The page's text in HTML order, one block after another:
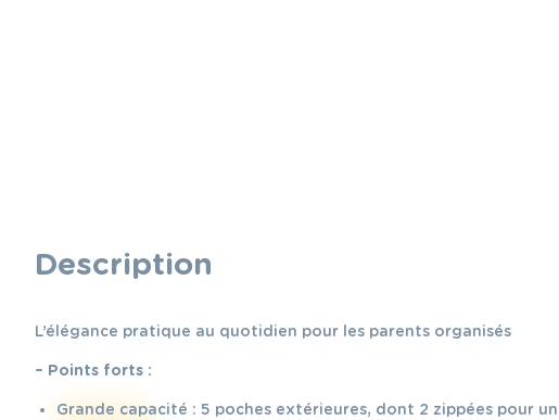
Description
L’élégance pratique au quotidien pour les parents organisés
– Points forts :
Grande capacité : 5 poches extérieures, dont 2 zippées pour